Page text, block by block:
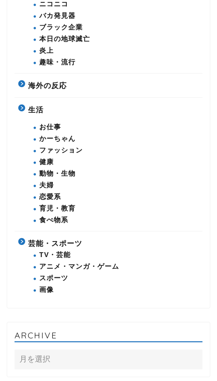
ニコニコ
バカ発見器
ブラック企業
本日の地球滅亡
炎上
趣味・流行
海外の反応
生活
お仕事
かーちゃん
ファッション
健康
動物・生物
夫婦
恋愛系
育児・教育
食べ物系
芸能・スポーツ
TV・芸能
アニメ・マンガ・ゲーム
スポーツ
画像
ARCHIVE